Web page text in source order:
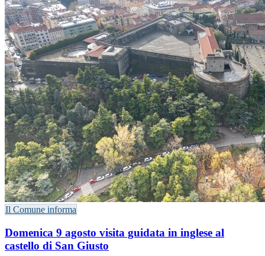
Il Comune informa
Domenica 9 agosto visita guidata in inglese al
castello di San Giusto